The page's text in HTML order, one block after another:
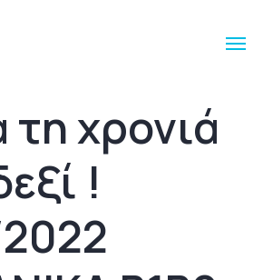
τη χρονιά
!